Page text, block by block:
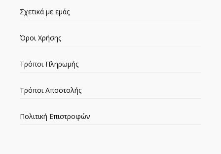
Σχετικά με εμάς
Όροι Χρήσης
Τρόποι Πληρωμής
Τρόποι Αποστολής
Πολιτική Επιστροφών